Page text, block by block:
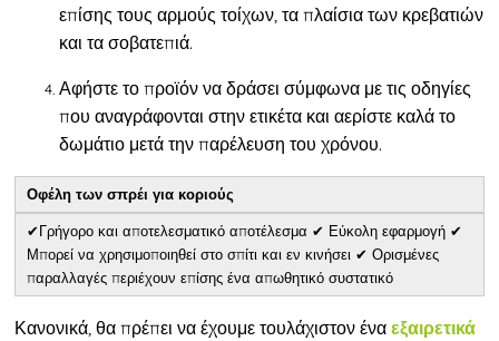
επίσης τους αρμούς τοίχων, τα πλαίσια των κρεβατιών
και τα σοβατεπιά.
Αφήστε το προϊόν να δράσει σύμφωνα με τις οδηγίες
που αναγράφονται στην ετικέτα και αερίστε καλά το
δωμάτιο μετά την παρέλευση του χρόνου.
Οφέλη των σπρέι για κοριούς
✔Γρήγορο και αποτελεσματικό αποτέλεσμα ✔ Εύκολη εφαρμογή ✔
Μπορεί να χρησιμοποιηθεί στο σπίτι και εν κινήσει ✔ Ορισμένες
παραλλαγές περιέχουν επίσης ένα απωθητικό συστατικό
Κανονικά, θα πρέπει να έχουμε τουλάχιστον έναεξαιρετικά